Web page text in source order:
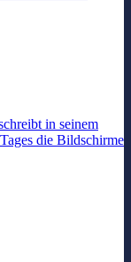
in seinem
die Bildschirme